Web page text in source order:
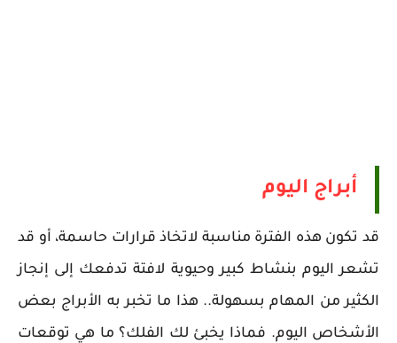
أبراج اليوم
قد تكون هذه الفترة مناسبة لاتخاذ قرارات حاسمة، أو قد
تشعر اليوم بنشاط كبير وحيوية لافتة تدفعك إلى إنجاز
الكثير من المهام بسهولة.. هذا ما تخبر به الأبراج بعض
الأشخاص اليوم. فماذا يخبئ لك الفلك؟ ما هي توقعات